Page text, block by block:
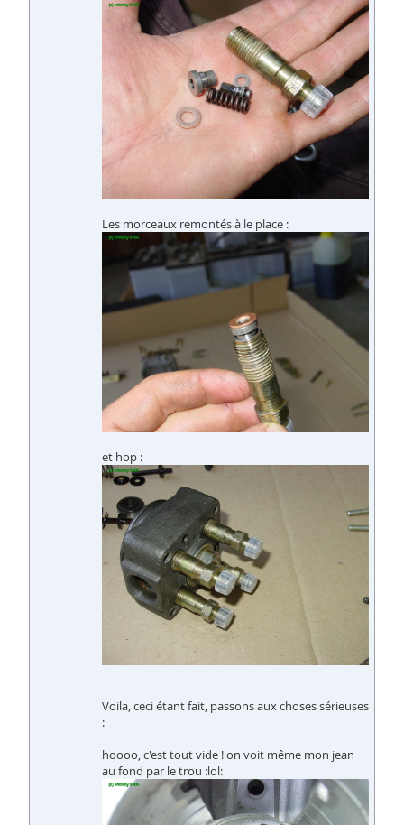
Les morceaux remontés à le place :
et hop :
Voila, ceci étant fait, passons aux choses sérieuses
:
hoooo, c'est tout vide ! on voit même mon jean
au fond par le trou :lol: